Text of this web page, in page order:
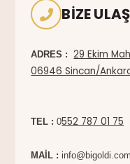
BIZE
ADRES :
29 Ekim
06946 Sincan/
TEL : 0552 787 01 75
MAİL :info@bigoldi.com